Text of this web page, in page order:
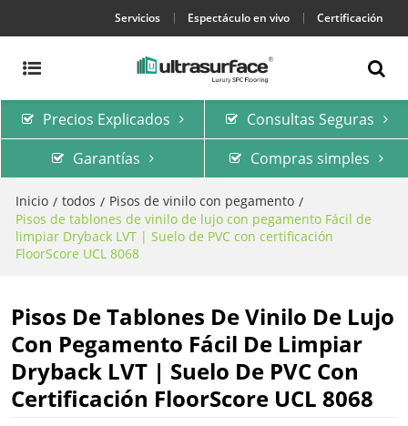
Servicios Espectáculo en vivo Certificación
Precios Explicados
Consultas Seguras
Garantías
Compras simples
Inicio / todos / Pisos de vinilo con pegamento /
Pisos de tablones de vinilo de lujo con pegamento Fácil de
limpiar Dryback LVT | Suelo de PVC con certificación
FloorScore UCL 8068
Pisos De Tablones De Vinilo De Lujo
Con Pegamento Fácil De Limpiar
Dryback LVT | Suelo De PVC Con
Certificación FloorScore UCL 8068